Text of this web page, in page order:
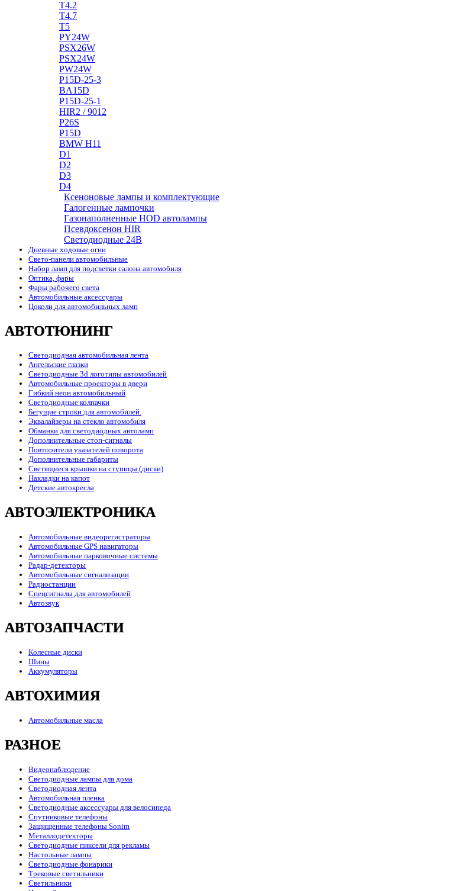
T4.2
T4.7
T5
PY24W
PSX26W
PSX24W
PW24W
P15D-25-3
BA15D
P15D-25-1
HIR2 / 9012
P26S
P15D
BMW H11
D1
D2
D3
D4
Ксеноновые лампы и комплектующие
Галогенные лампочки
Газонаполненные HOD автолампы
Псевдоксенон HIR
Cветодиодные 24B
Дневные ходовые огни
Свето-панели автомобильные
Набор ламп для подсветки салона автомобиля
Оптика, фары
Фары рабочего света
Автомобильные аксессуары
Цоколи для автомобильных ламп
АВТОТЮНИНГ
Светодиодная автомобильная лента
Ангельские глазки
Светодиодные 3d логотипы автомобилей
Автомобильные проекторы в двери
Гибкий неон автомобильный
Светодиодные колпачки
Бегущие строки для автомобилей.
Эквалайзеры на стекло автомобиля
Обманки для светодиодных автоламп
Дополнительные стоп-сигналы
Повторители указателей поворота
Дополнительные габариты
Светящиеся крышки на ступицы (диски)
Накладки на капот
Детские автокресла
АВТОЭЛЕКТРОНИКА
Автомобильные видеорегистраторы
Автомобильные GPS навигаторы
Автомобильные парковочные системы
Радар-детекторы
Автомобильные сигнализации
Радиостанции
Спецсигналы для автомобилей
Автозвук
АВТОЗАПЧАСТИ
Колесные диски
Шины
Аккумуляторы
АВТОХИМИЯ
Автомобильные масла
РАЗНОЕ
Видеонаблюдение
Светодиодные лампы для дома
Светодиодная лента
Автомобильная пленка
Светодиодные аксессуары для велосипеда
Спутниковые телефоны
Защищенные телефоны Sonim
Металлодетекторы
Светодиодные пиксели для рекламы
Настольные лампы
Светодиодные фонарики
Трековые светильники
Светильники